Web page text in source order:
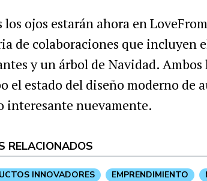
los ojos estarán ahora en
de colaboraciones que incluyen
y un árbol de Navidad.
el estado del diseño moderno de
interesante nuevamente.
RELACIONADOS
INNOVADORES EMPRENDIMIENTO